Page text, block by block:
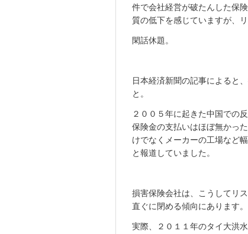
件で会社経営が破たんした保
質の低下を感じていますが、
閑話休題。
日本経済新聞の記事によると
と。
２００５年に起きた中国での
保険金の支払いはほぼ無かっ
けでなくメーカーの工場など
と報道していました。
損害保険会社は、こうしてリ
直ぐに閉める傾向にあります。
実際、２０１１年のタイ大洪